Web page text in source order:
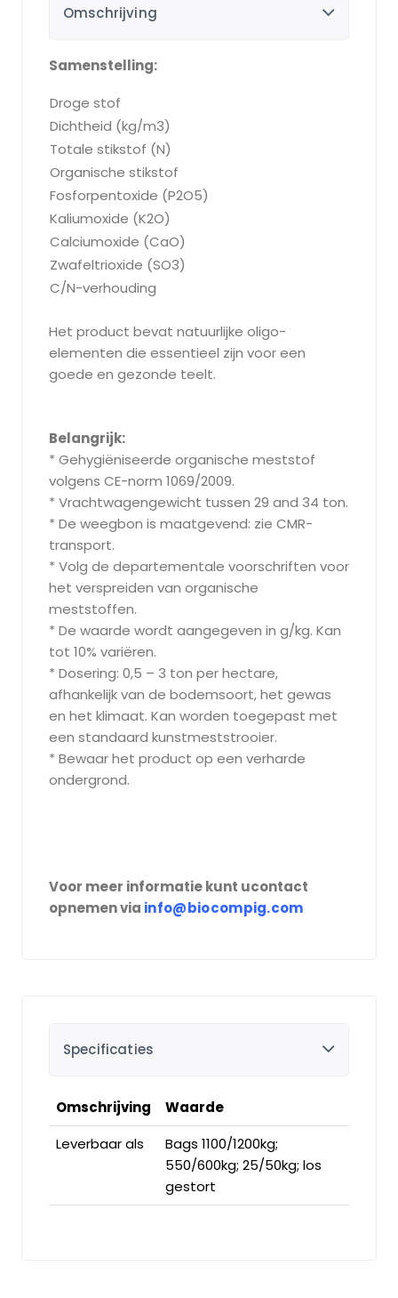
Omschrijving
Samenstelling:
Droge stof
Dichtheid (kg/m3)
Totale stikstof (N)
Organische stikstof
Fosforpentoxide (P2O5)
Kaliumoxide (K2O)
Calciumoxide (CaO)
Zwafeltrioxide (SO3)
C/N-verhouding
Het product bevat natuurlijke oligo-
elementen die essentieel zijn voor een
goede en gezonde teelt.
Belangrijk:
* Gehygiëniseerde organische meststof
volgens CE-norm 1069/2009.
* Vrachtwagengewicht tussen 29 and 34 ton.
* De weegbon is maatgevend: zie CMR-
transport.
* Volg de departementale voorschriften voor
het verspreiden van organische
meststoffen.
* De waarde wordt aangegeven in g/kg. Kan
tot 10% variëren.
* Dosering: 0,5 – 3 ton per hectare,
afhankelijk van de bodemsoort, het gewas
en het klimaat. Kan worden toegepast met
een standaard kunstmeststrooier.
* Bewaar het product op een verharde
ondergrond.
Voor meer informatie kunt ucontact
opnemen via info@biocompig.com
Specificaties
Omschrijving
Waarde
Leverbaar als
Bags 1100/1200kg;
550/600kg; 25/50kg; los
gestort